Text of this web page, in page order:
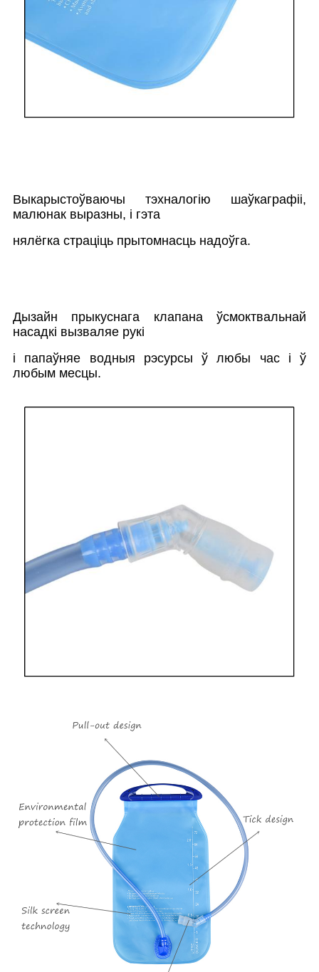
Выкарыстоўваючы тэхналогію шаўкаграфіі,
малюнак выразны, і гэта
нялёгка страціць прытомнасць надоўга.
Дызайн прыкуснага клапана ўсмоктвальнай
насадкі вызваляе рукі
і папаўняе водныя рэсурсы ў любы час і ў
любым месцы.